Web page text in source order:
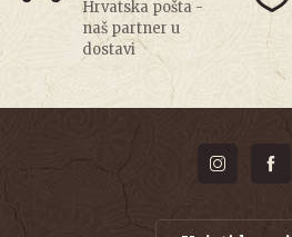
Hrvatska pošta -
naš partner u
dostavi